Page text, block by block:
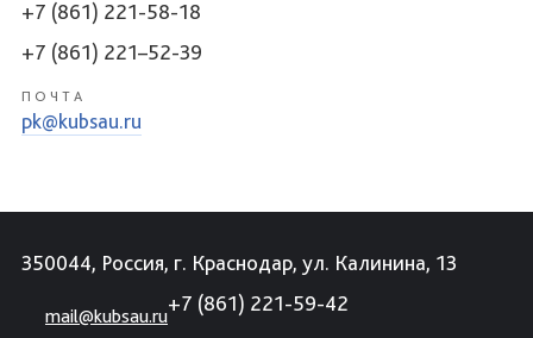
+7 (861) 221-58-18
+7 (861) 221–52-39
ПОЧТА
pk@kubsau.ru
350044, Россия, г. Краснодар, ул. Калинина, 13
mail@kubsau.ru
+7 (861) 221-59-42